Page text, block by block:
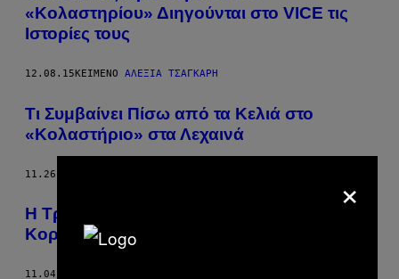
«Κολαστηρίου» Διηγούνται στο VICE τις
Ιστορίες τους
12.08.15 ΚΕΊΜΕΝΟ ΑΛΕΞΊΑ ΤΣΑΓΚΆΡΗ
Τι Συμβαίνει Πίσω από τα Κελιά στο
«Κολαστήριο» στα Λεχαινά
11.26.15
Η Τριπλή Τιμωρία στο Κολαστήριο του
Κορυδαλλού
11.04.15
×